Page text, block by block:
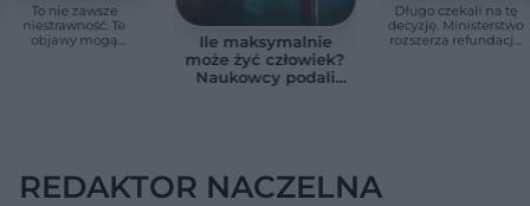
To nie zawsze
niestrawność. Te
objawy mogą
Ile maksymalnie
może żyć człowiek?
Naukowcy podali
Długo czekali na tę
decyzję. Ministerstwo
rozszerza refundację
REDAKTOR NACZELNA